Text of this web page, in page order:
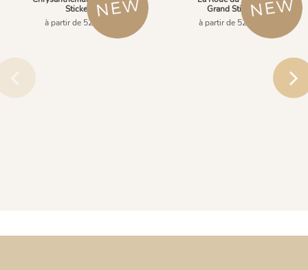
Sticker
à partir de 52,90 €
Grand Sticker
à partir de 52,90 €